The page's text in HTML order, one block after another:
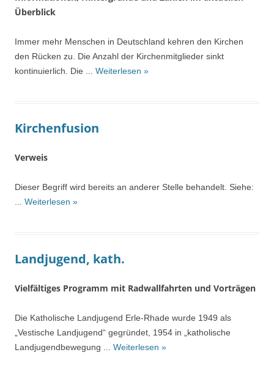
Überblick
Immer mehr Menschen in Deutschland kehren den Kirchen
den Rücken zu. Die Anzahl der Kirchenmitglieder sinkt
kontinuierlich. Die ... Weiterlesen »
Kirchenfusion
Verweis
Dieser Begriff wird bereits an anderer Stelle behandelt. Siehe:
Weiterlesen »
Landjugend, kath.
Vielfältiges Programm mit Radwallfahrten und Vorträgen
Die Katholische Landjugend Erle-Rhade wurde 1949 als
„Vestische Landjugend“ gegründet, 1954 in „katholische
Landjugendbewegung ... Weiterlesen »